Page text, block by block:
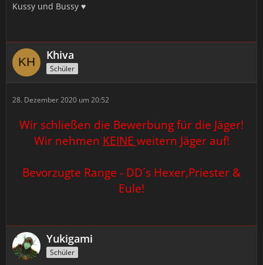
Kussy und Bussy ♥
Khiva
Schüler
28. Dezember 2020 um 20:52
Wir schließen die Bewerbung für die Jäger!
Wir nehmen KEINE weitern Jäger auf!
Bevorzugte Range - DD´s Hexer,Priester &
Eule!
Yukigami
Schüler